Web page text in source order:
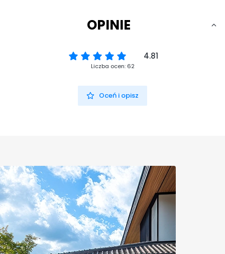
OPINIE
4.81
Liczba ocen: 62
Oceń i opisz